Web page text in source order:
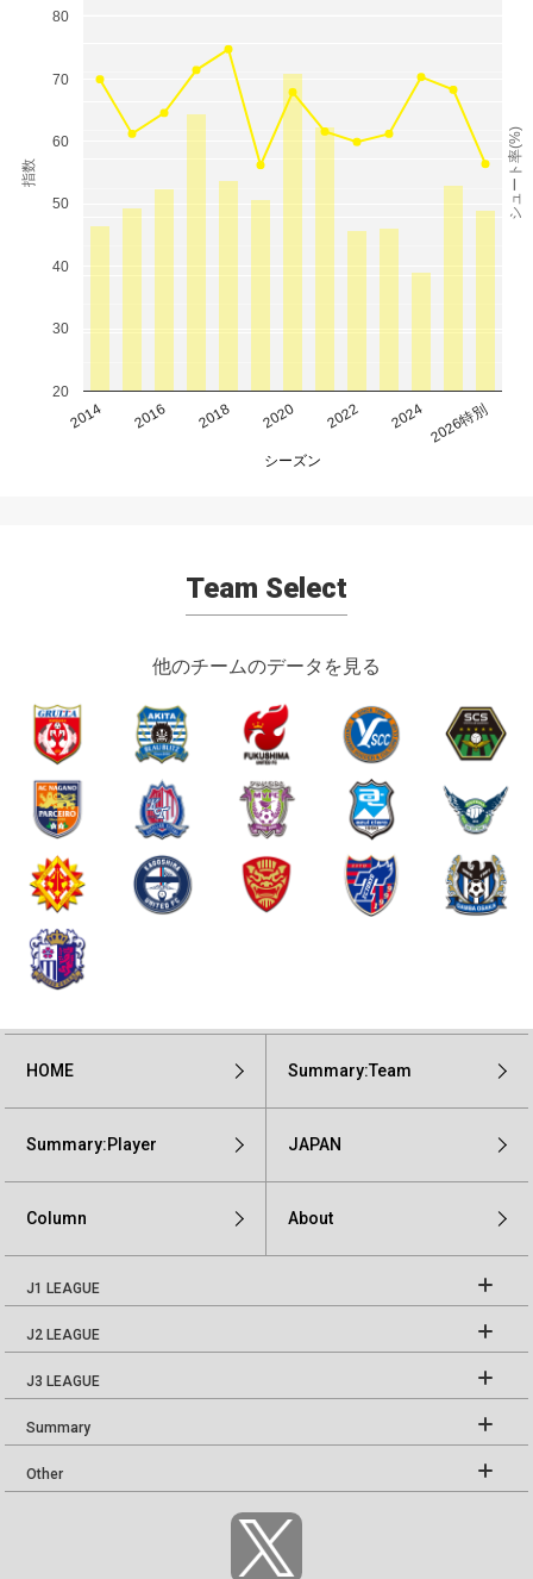
2014 2016 2018 2020 2022 2024 2026特別
20
30
40
50
60
70
80
シーズン
指数 シュート率(%)
Team Select
他のチームのデータを見る
HOME Summary:Team
Summary:Player JAPAN
Column About
J1 LEAGUE
J2 LEAGUE
J3 LEAGUE
Summary
Other